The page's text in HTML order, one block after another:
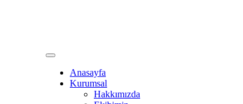
Anasayfa
Kurumsal
Hakkımızda